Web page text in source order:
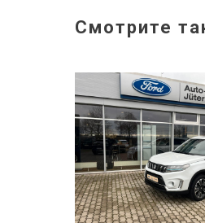
Смотрите